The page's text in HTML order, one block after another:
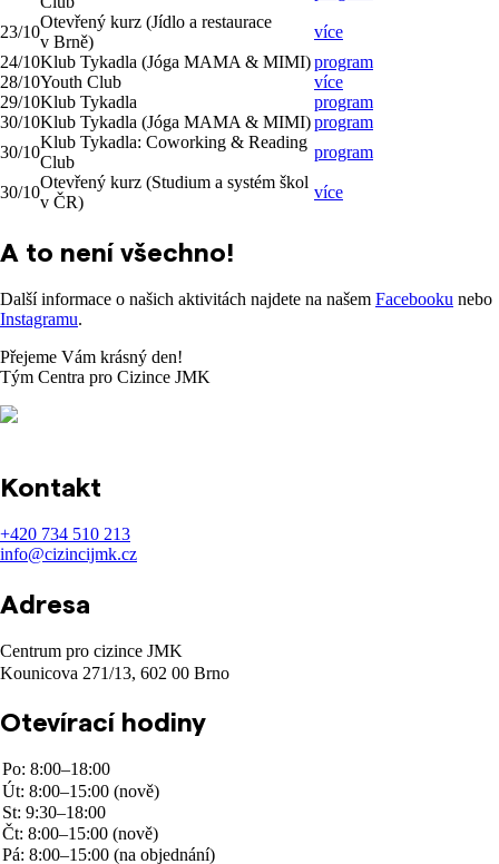
23/10
Otevřený kurz (Jídlo a restaurace
v Brně)
více
24/10Klub Tykadla (Jóga MAMA & MIMI)program
28/10Youth Club
více
29/10Klub Tykadla
program
30/10Klub Tykadla (Jóga MAMA & MIMI)program
30/10
Klub Tykadla: Coworking & Reading
Club
program
30/10
Otevřený kurz (Studium a systém škol
v ČR)
více
A to není všechno!
Další informace o našich aktivitách najdete na našem Facebooku nebo
Instagramu.
Přejeme Vám krásný den!
Tým Centra pro Cizince JMK
Kontakt
+420 734 510 213
info@cizincijmk.cz
Adresa
Centrum pro cizince JMK
Kounicova 271/13, 602 00 Brno
Otevírací hodiny